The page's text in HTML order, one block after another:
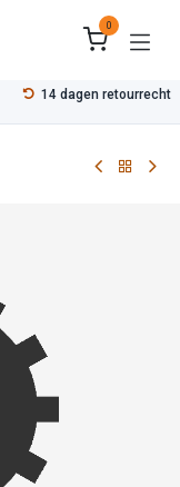
0
14 dagen retourrecht